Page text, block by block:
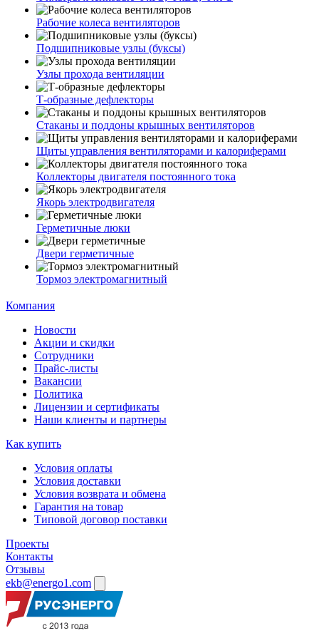
Рабочие колеса вентиляторов
Подшипниковые узлы (буксы)
Узлы прохода вентиляции
Т-образные дефлекторы
Стаканы и поддоны крышных вентиляторов
Щиты управления вентиляторами и калориферами
Коллекторы двигателя постоянного тока
Якорь электродвигателя
Герметичные люки
Двери герметичные
Тормоз электромагнитный
Компания
Новости
Акции и скидки
Сотрудники
Прайс-листы
Вакансии
Политика
Лицензии и сертификаты
Наши клиенты и партнеры
Как купить
Условия оплаты
Условия доставки
Условия возврата и обмена
Гарантия на товар
Типовой договор поставки
Проекты
Контакты
Отзывы
ekb@energo1.com